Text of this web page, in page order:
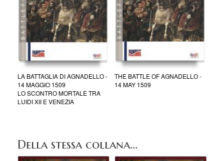
LA BATTAGLIA DI AGNADELLO -
14 MAGGIO 1509
LO SCONTRO MORTALE TRA
LUIDI XII E VENEZIA
THE BATTLE OF AGNADELLO -
14 MAY 1509
Della stessa collana...